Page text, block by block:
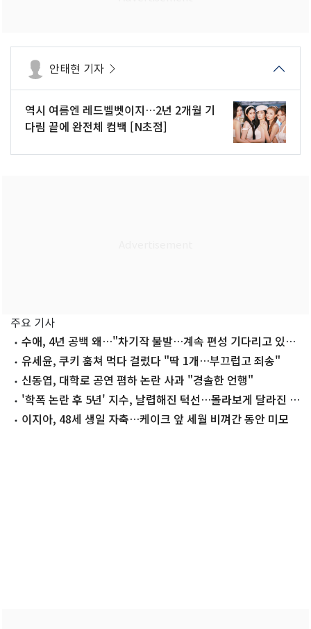
안태현 기자
역시 여름엔 레드벨벳이지…2년 2개월 기
다림 끝에 완전체 컴백 [N초점]
주요 기사
수애, 4년 공백 왜…"차기작 불발…계속 편성 기다리고 있
다"유세윤, 쿠키 훔쳐 먹다 걸렸다 "딱 1개…부끄럽고 죄송"
신동엽, 대학로 공연 폄하 논란 사과 "경솔한 언행"
'학폭 논란 후 5년' 지수, 날렵해진 턱선…몰라보게 달라진 근
황 이지아, 48세 생일 자축…케이크 앞 세월 비껴간 동안 미모